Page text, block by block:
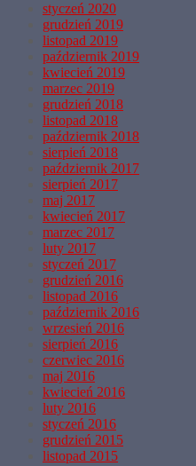
styczeń 2020
grudzień 2019
listopad 2019
październik 2019
kwiecień 2019
marzec 2019
grudzień 2018
listopad 2018
październik 2018
sierpień 2018
październik 2017
sierpień 2017
maj 2017
kwiecień 2017
marzec 2017
luty 2017
styczeń 2017
grudzień 2016
listopad 2016
październik 2016
wrzesień 2016
sierpień 2016
czerwiec 2016
maj 2016
kwiecień 2016
luty 2016
styczeń 2016
grudzień 2015
listopad 2015